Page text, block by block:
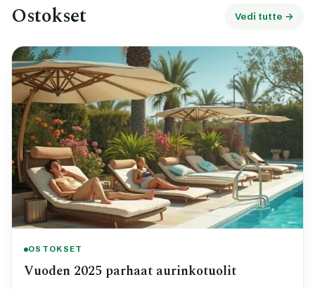
Ostokset Vedi tutte →
OSTOKSET
Vuoden 2025 parhaat aurinkotuolit